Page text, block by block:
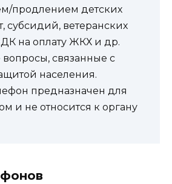
продлением детских
субсидий, ветеранских
на оплату ЖКХ и др.
связанные с
населения.
предназначен для
и не относится к органу